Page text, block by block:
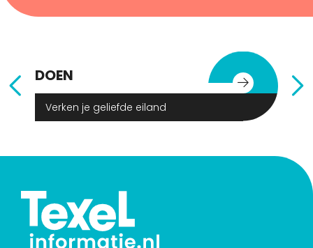
DOEN
Verken je geliefde eiland